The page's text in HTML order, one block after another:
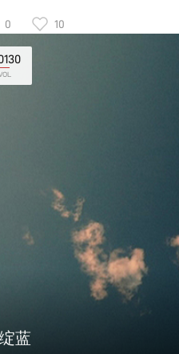
0 10
绽蓝